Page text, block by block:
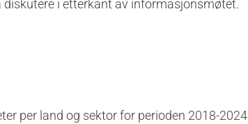
diskutere i etterkant av informasjonsmøtet.
per land og sektor for perioden 2018-2024